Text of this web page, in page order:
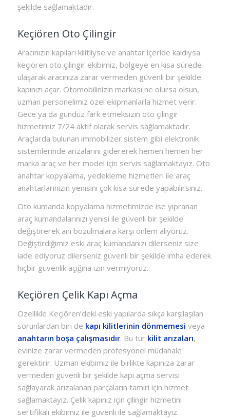
şekilde sağlamaktadır.
Keçiören Oto Çilingir
Aracınızın kapıları kilitliyse ve anahtar içeride kaldıysa
keçiören oto çilingir ekibimiz, bölgeye en kısa sürede
ulaşarak aracınıza zarar vermeden güvenli bir şekilde
kapınızı açar. Otomobilinizin markası ne olursa olsun,
uzman personelimiz özel ekipmanlarla hizmet verir.
Gece ya da gündüz fark etmeksizin oto çilingir
hizmetimiz 7/24 aktif olarak servis sağlamaktadır.
Araçlarda bulunan immobilizer sistem gibi elektronik
sistemlerinde arızalarını gidererek hemen hemen her
marka araç ve her model için servis sağlamaktayız. Oto
anahtar kopyalama, yedekleme hizmetleri ile araç
anahtarlarınızın yenisini çok kısa sürede yapabilirsiniz.
Oto kumanda kopyalama hizmetimizde ise yıpranan
araç kumandalarınızı yenisi ile güvenli bir şekilde
değiştirerek ani bozulmalara karşı önlem alıyoruz.
Değiştirdiğimiz eski araç kumandanızı dilerseniz size
iade ediyoruz dilerseniz güvenli bir şekilde imha ederek
hiçbir güvenlik açığına izin vermiyoruz.
Keçiören Çelik Kapı Açma
Özellikle Keçiören’deki eski yapılarda sıkça karşılaşılan
sorunlardan biri de kapı kilitlerinin dönmemesi veya
anahtarın boşa çalışmasıdır. Bu tür kilit arızaları,
evinize zarar vermeden profesyonel müdahale
gerektirir. Uzman ekibimiz ile birlikte kapınıza zarar
vermeden güvenli bir şekilde kapı açma servisi
sağlayarak arızalanan parçaların tamiri için hizmet
sağlamaktayız. Çelik kapınız için çilingir hizmetini
sertifikalı ekibimiz ile güvenli ile sağlamaktayız.